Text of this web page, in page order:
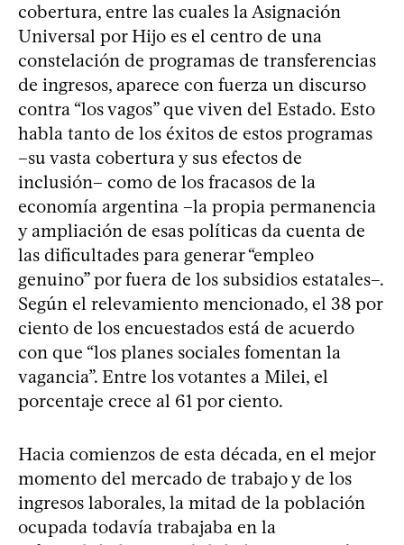
cobertura, entre las cuales la Asignación
Universal por Hijo es el centro de una
constelación de programas de transferencias
de ingresos, aparece con fuerza un discurso
contra “los vagos” que viven del Estado. Esto
habla tanto de los éxitos de estos programas
–su vasta cobertura y sus efectos de
inclusión– como de los fracasos de la
economía argentina –la propia permanencia
y ampliación de esas políticas da cuenta de
las dificultades para generar “empleo
genuino” por fuera de los subsidios estatales–.
Según el relevamiento mencionado, el 38 por
ciento de los encuestados está de acuerdo
con que “los planes sociales fomentan la
vagancia”. Entre los votantes a Milei, el
porcentaje crece al 61 por ciento.
Hacia comienzos de esta década, en el mejor
momento del mercado de trabajo y de los
ingresos laborales, la mitad de la población
ocupada todavía trabajaba en la